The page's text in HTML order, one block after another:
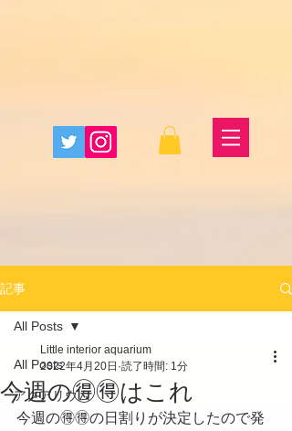
記事
All Posts
アクアリウム
All Posts
今週の🉐🉐はこれ
Little interior aquarium
2022年4月20日 読了時間: 1分
今週の🉐🉐の日割りが決定したので発